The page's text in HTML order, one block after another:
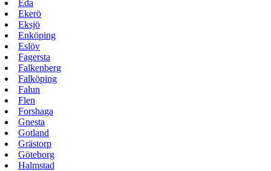
Eda
Ekerö
Eksjö
Enköping
Eslöv
Fagersta
Falkenberg
Falköping
Falun
Flen
Forshaga
Gnesta
Gotland
Grästorp
Göteborg
Halmstad